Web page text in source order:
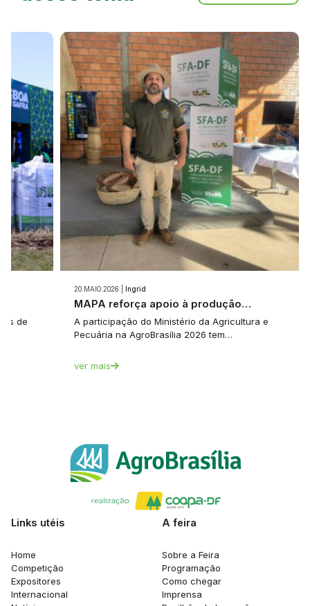
de
20.MAIO.2026 | Ingrid
MAPA reforça apoio à produção…
A participação do Ministério da Agricultura e
Pecuária na AgroBrasília 2026 tem…
ver mais
Links utéis
Home
Competição
Expositores
Internacional
A feira
Sobre a Feira
Programação
Como chegar
Imprensa